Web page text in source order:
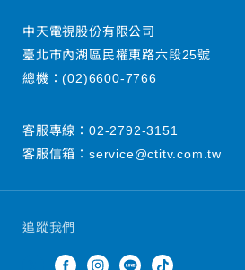
追蹤我們
中天電視股份有限公司
臺北市內湖區民權東路六段25號
總機：(02)6600-7766
客服專線： 02-2792-3151
客服信箱： service@ctitv.com.tw